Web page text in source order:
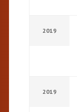
2019
2019